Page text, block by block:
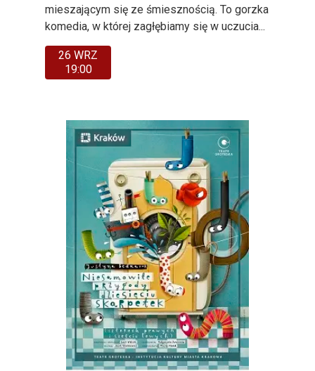
mieszającym się ze śmiesznością. To gorzka
komedia, w której zagłębiamy się w uczucia...
26 WRZ
19:00